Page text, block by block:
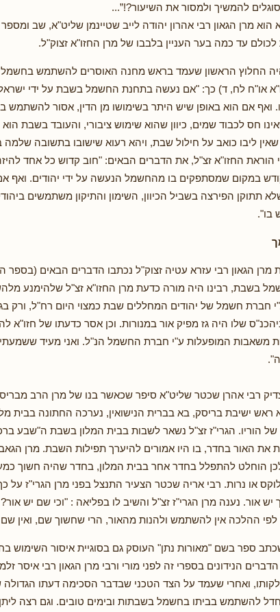
להמשיך ולמסור את השיעור?!”...
מרן הגאון רבי אהרון יהודה לייב שטיינמן שליט"א, שב
לכולם עד כמה בער העניין בלבבו של מרן החזו"א זצוק"ל.
היה החלוץ הראשון שעמד בראש מחנה האוסרים להשתמש
או"ח לח, ד) כך: "אם נעשה בתחנת החשמל בשבת על ידי
ואף אם הוא באופן שיש היתר בשימושו מן הדין, אסור להשתמש
חס לכבוד שמים, כיוון שהוא שימוש ציבורי, והעובד בשבת
ליבו כואב על חילול שבת, ויהא רעוא שישובו בתשובה
הוראת החזו"א זצ"ל, את הדברים הבאים: "חוב קדוש כל אחד
במקום שמסתפקים בו מהחשמל הנעשה על ידי יהודים. ואף
תתוקן הפירצה בשביל הכיוון, השימון והתיקון משתמשים
בו".
מרן הגאון רבי עזרא עטיה זצוק"ל נכתבו הדברים הבאים (בספר
בשבת, רבינו היה מורה כדעת מרן החזו"א זצ"ל שלהימנע
חברת חשמל של יהודים המחללים שבת כמצוי היום רח"ל, ורק
שלו היה גז מפיק אור במנורות. וכן אסר כדעתו של
משאבות המופעלות ע"י חברת החשמל הנ"ל. ואני מעיד
רבי אהרן שכטר שליט"א סיפר שכאשר בנו של מרן הרב
ראש ישיבת בריסק, בא בברית הנישואין, נערכה החתונה בבית
הוריו. הגרי"ז זצ"ל נשאר לשבות בבית המלון בשבת ה"שבע
את האור בחדר, בו היו אמורים להיערך תפילות השבת. מרן
הוחלט להתפלל בחדר אחר בבית המלון, בחדר שהיה חשוך
לוקס או נרות. רבי אריה שכטר הצעיר התנצל בפני מרן הגרי"ז
יש אור. נענה מרן הגרי"ז זצ"ל והשיב לו בפליאה : "וכי שם יש
לפי ההלכה אין להשתמש ולהנות מהאור, הרי שחשוך שם, ואין שם
ספר בשם "מאורות נתן" העוסק גם בסוגיית איסור
הנידונים בספרי זה לפני מורי ורבי מרן הגאון רבי איסר
ואחרי שעמד על הצד הטכני שבדבר הסכימה דעתו
להשתמש בביתו בחשמל בשבתות ובימים טובים. וגם רצה